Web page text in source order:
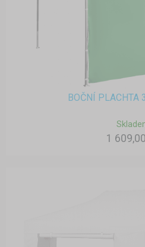
BOČNÍ PLACHTA
1